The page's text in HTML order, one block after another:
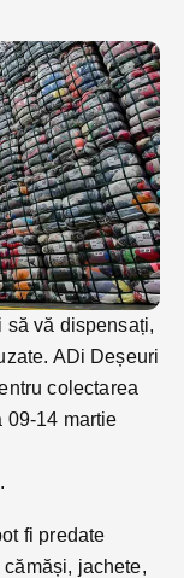
să vă dispensați,
ADi Deșeuri
colectarea
09-14 martie
fi predate
jachete,